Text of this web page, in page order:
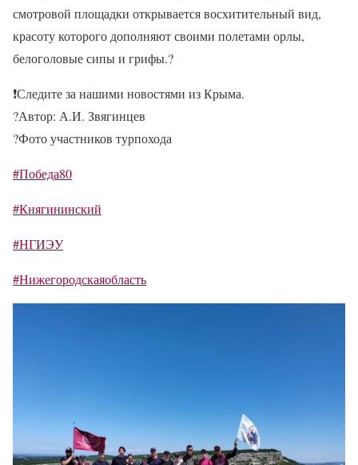
смотровой площадки открывается восхитительный вид,
красоту которого дополняют своими полетами орлы,
белоголовые сипы и грифы.?
❗Следите за нашими новостями из Крыма.
?Автор: А.И. Звягинцев
?Фото участников турпохода
#Победа80
#Княгининский
#НГИЭУ
#Нижегородскаяобласть